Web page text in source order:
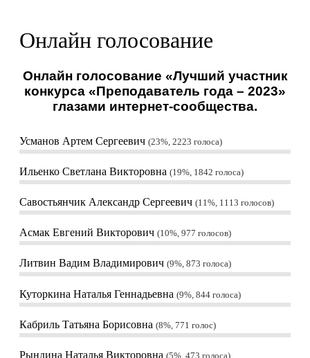
Онлайн голосование
Онлайн голосование «Лучший участник
конкурса «Преподаватель года – 2023»
глазами интернет-сообщества.
Усманов Артем Сергеевич 23%, 2223 голоса
Ильенко Светлана Викторовна 19%, 1842 голоса
Савостьянчик Александр Сергеевич 11%, 1113 голосов
Асмак Евгений Викторович 10%, 977 голосов
Литвин Вадим Владимирович 9%, 873 голоса
Куторкина Наталья Геннадьевна 9%, 844 голоса
Кабриль Татьяна Борисовна 8%, 771 голос
Рындина Наталья Викторовна 5%, 473 голоса